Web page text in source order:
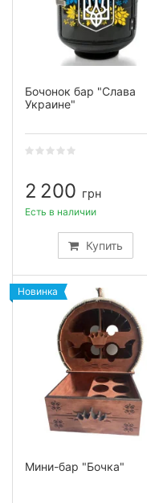
Бочонок бар "Слава
Украине"
2 200 грн
Купить
Есть в наличии
Новинка
Мини-бар "Бочка"